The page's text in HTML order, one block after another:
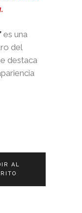
es una
del
destaca
AL